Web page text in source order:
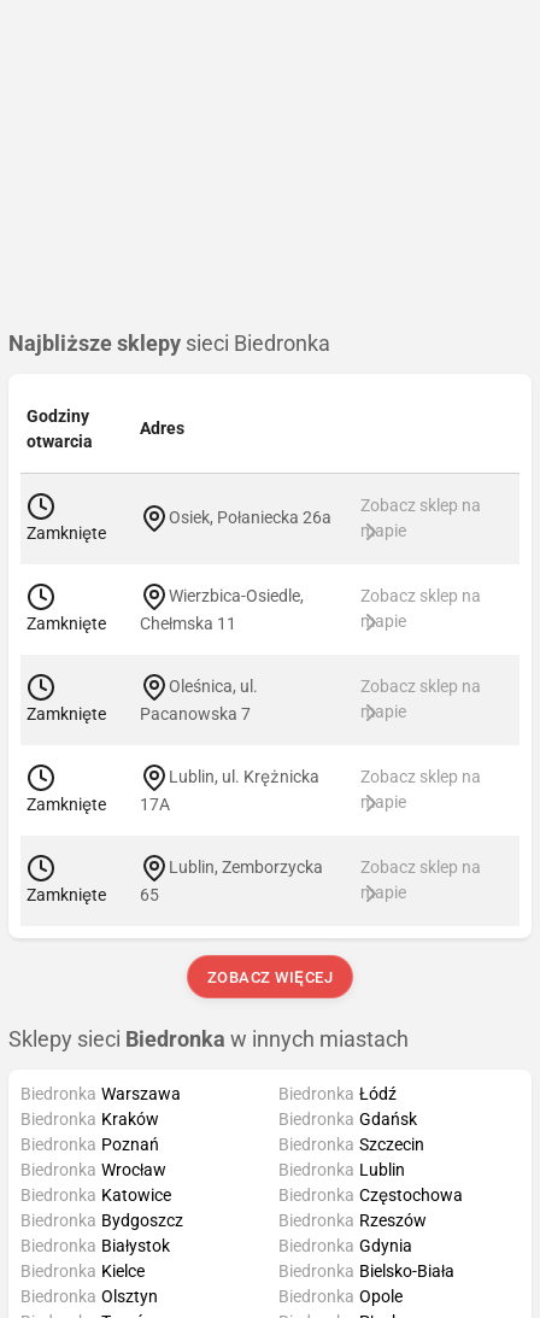
Najbliższe sklepy sieci Biedronka
Godziny
otwarcia
Adres
Zamknięte
Osiek, Połaniecka 26a
Zobacz sklep na
mapie
Zamknięte
Wierzbica-Osiedle,
Chełmska 11
Zobacz sklep na
mapie
Zamknięte
Oleśnica, ul.
Pacanowska 7
Zobacz sklep na
mapie
Zamknięte
Lublin, ul. Krężnicka
17A
Zobacz sklep na
mapie
Zamknięte
Lublin, Zemborzycka
65
Zobacz sklep na
mapie
ZOBACZ WIĘCEJ
Sklepy sieci Biedronka w innych miastach
Biedronka Warszawa
Biedronka Kraków
Biedronka Poznań
Biedronka Wrocław
Biedronka Łódź
Biedronka Gdańsk
Biedronka Szczecin
Biedronka Lublin
Biedronka Katowice
Biedronka Bydgoszcz
Biedronka Białystok
Biedronka Kielce
Biedronka Częstochowa
Biedronka Rzeszów
Biedronka Gdynia
Biedronka Bielsko-Biała
Biedronka Olsztyn
Biedronka Opole